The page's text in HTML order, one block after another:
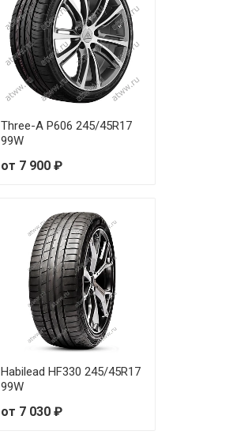
Three-A P606 245/45R17
99W
от 7 900 ₽
Habilead HF330 245/45R17
99W
от 7 030 ₽